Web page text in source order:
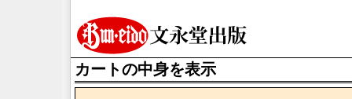
カートの中身を表示